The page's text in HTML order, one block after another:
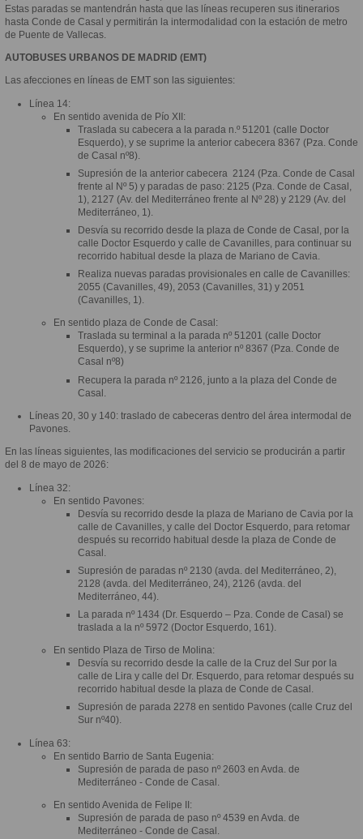
Estas paradas se mantendrán hasta que las líneas recuperen sus itinerarios
hasta Conde de Casal y permitirán la intermodalidad con la estación de metro
de Puente de Vallecas.
AUTOBUSES URBANOS DE MADRID (EMT)
Las afecciones en líneas de EMT son las siguientes:
Línea 14:
En sentido avenida de Pío XII:
Traslada su cabecera a la parada n.º 51201 (calle Doctor
Esquerdo), y se suprime la anterior cabecera 8367 (Pza. Conde
de Casal nº8).
Supresión de la anterior cabecera 2124 (Pza. Conde de Casal
frente al Nº 5) y paradas de paso: 2125 (Pza. Conde de Casal,
1), 2127 (Av. del Mediterráneo frente al Nº 28) y 2129 (Av. del
Mediterráneo, 1).
Desvía su recorrido desde la plaza de Conde de Casal, por la
calle Doctor Esquerdo y calle de Cavanilles, para continuar su
recorrido habitual desde la plaza de Mariano de Cavia.
Realiza nuevas paradas provisionales en calle de Cavanilles:
2055 (Cavanilles, 49), 2053 (Cavanilles, 31) y 2051
(Cavanilles, 1).
En sentido plaza de Conde de Casal:
Traslada su terminal a la parada nº 51201 (calle Doctor
Esquerdo), y se suprime la anterior nº 8367 (Pza. Conde de
Casal nº8)
Recupera la parada nº 2126, junto a la plaza del Conde de
Casal.
Líneas 20, 30 y 140: traslado de cabeceras dentro del área intermodal de
Pavones.
En las líneas siguientes, las modificaciones del servicio se producirán a partir
del 8 de mayo de 2026:
Línea 32:
En sentido Pavones:
Desvía su recorrido desde la plaza de Mariano de Cavia por la
calle de Cavanilles, y calle del Doctor Esquerdo, para retomar
después su recorrido habitual desde la plaza de Conde de
Casal.
Supresión de paradas nº 2130 (avda. del Mediterráneo, 2),
2128 (avda. del Mediterráneo, 24), 2126 (avda. del
Mediterráneo, 44).
La parada nº 1434 (Dr. Esquerdo – Pza. Conde de Casal) se
traslada a la nº 5972 (Doctor Esquerdo, 161).
En sentido Plaza de Tirso de Molina:
Desvía su recorrido desde la calle de la Cruz del Sur por la
calle de Lira y calle del Dr. Esquerdo, para retomar después su
recorrido habitual desde la plaza de Conde de Casal.
Supresión de parada 2278 en sentido Pavones (calle Cruz del
Sur nº40).
Línea 63:
En sentido Barrio de Santa Eugenia:
Supresión de parada de paso nº 2603 en Avda. de
Mediterráneo - Conde de Casal.
En sentido Avenida de Felipe II:
Supresión de parada de paso nº 4539 en Avda. de
Mediterráneo - Conde de Casal.